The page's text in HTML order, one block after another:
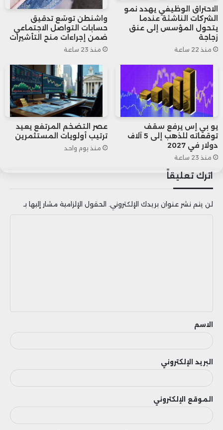
بإنتاج 4.366 مليار بوشل في العام السابق، مع
توقعات بانخفاض الصادرات إلى 1.705 مليار
بوشل.
وبشكل عام، ساهمت توقعات الإنتاج
المنخفضة في دعم الأسعار، إلا أن التحديات
الناتجة عن ضعف الطلب العالمي تبقى عقبة
رئيسية أمام السوق.
الاحتراق الوظيفي يهدد نمو
الشركات الناشئة عندما
يتحول المؤسس إلى عنق
زجاجة
منذ 22 ساعة
واشنطن توسّع تدقيق
حسابات التواصل الاجتماعي
ضمن إجراءات منح التأشيرات
منذ 23 ساعة
يو بي إس يرفع سقف
توقعاته للذهب إلى 5 آلاف
دولار في 2027
منذ 23 ساعة
عصر التضخم المرتفع يعيد
ترتيب أولويات المستثمرين
منذ يوم واحد
اترك تعليقاً
لن يتم نشر عنوان بريدك الإلكتروني. الحقول الإلزامية مشار إليها بـ
ق
الاسم
البريد الإلكتروني
الموقع الإلكتروني